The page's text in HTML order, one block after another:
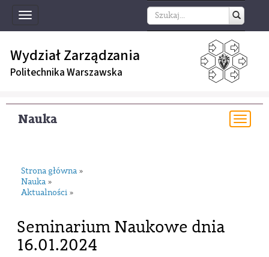
Toggle
navigation
Wydział Zarządzania
Politechnika Warszawska
Nauka
Strona główna »
Nauka »
Aktualności »
Seminarium Naukowe dnia
16.01.2024